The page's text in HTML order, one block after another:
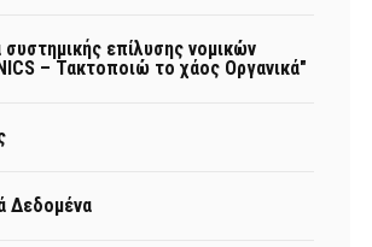
επίλυσης νομικών
– Τακτοποιώ το χάος Οργανικά"
Δεδομένα